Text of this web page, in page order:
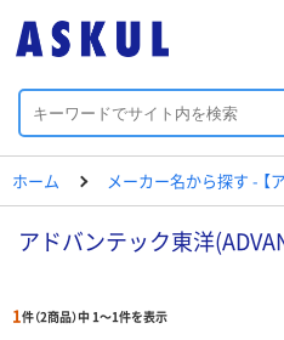
ホーム メーカー名から探す - 【ア
アドバンテック東洋
1件（2商品）中 1～1件を表示